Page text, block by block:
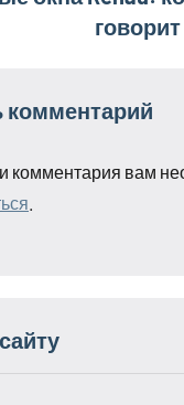
комментарий
комментария вам